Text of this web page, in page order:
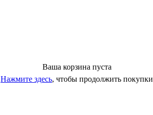
Ваша корзина пуста
Нажмите здесь, чтобы продолжить покупки